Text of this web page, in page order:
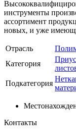
инструменты
ассортимент
новых, и уже
Отрасль
Категория
Подкатегория
Контакты